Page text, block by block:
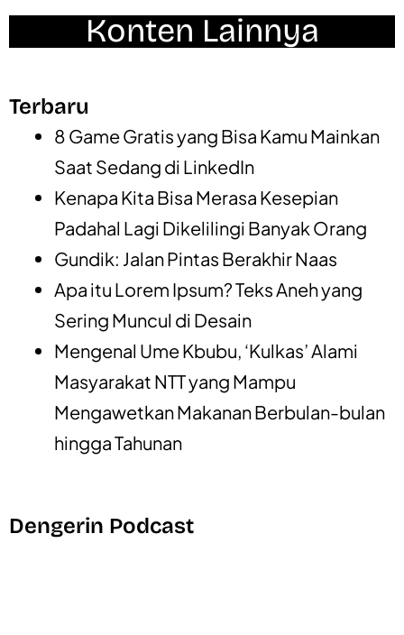
Konten Lainnya
Terbaru
8 Game Gratis yang Bisa Kamu Mainkan
Saat Sedang di LinkedIn
Kenapa Kita Bisa Merasa Kesepian
Padahal Lagi Dikelilingi Banyak Orang
Gundik: Jalan Pintas Berakhir Naas
Apa itu Lorem Ipsum? Teks Aneh yang
Sering Muncul di Desain
Mengenal Ume Kbubu, ‘Kulkas’ Alami
Masyarakat NTT yang Mampu
Mengawetkan Makanan Berbulan-bulan
hingga Tahunan
Dengerin Podcast